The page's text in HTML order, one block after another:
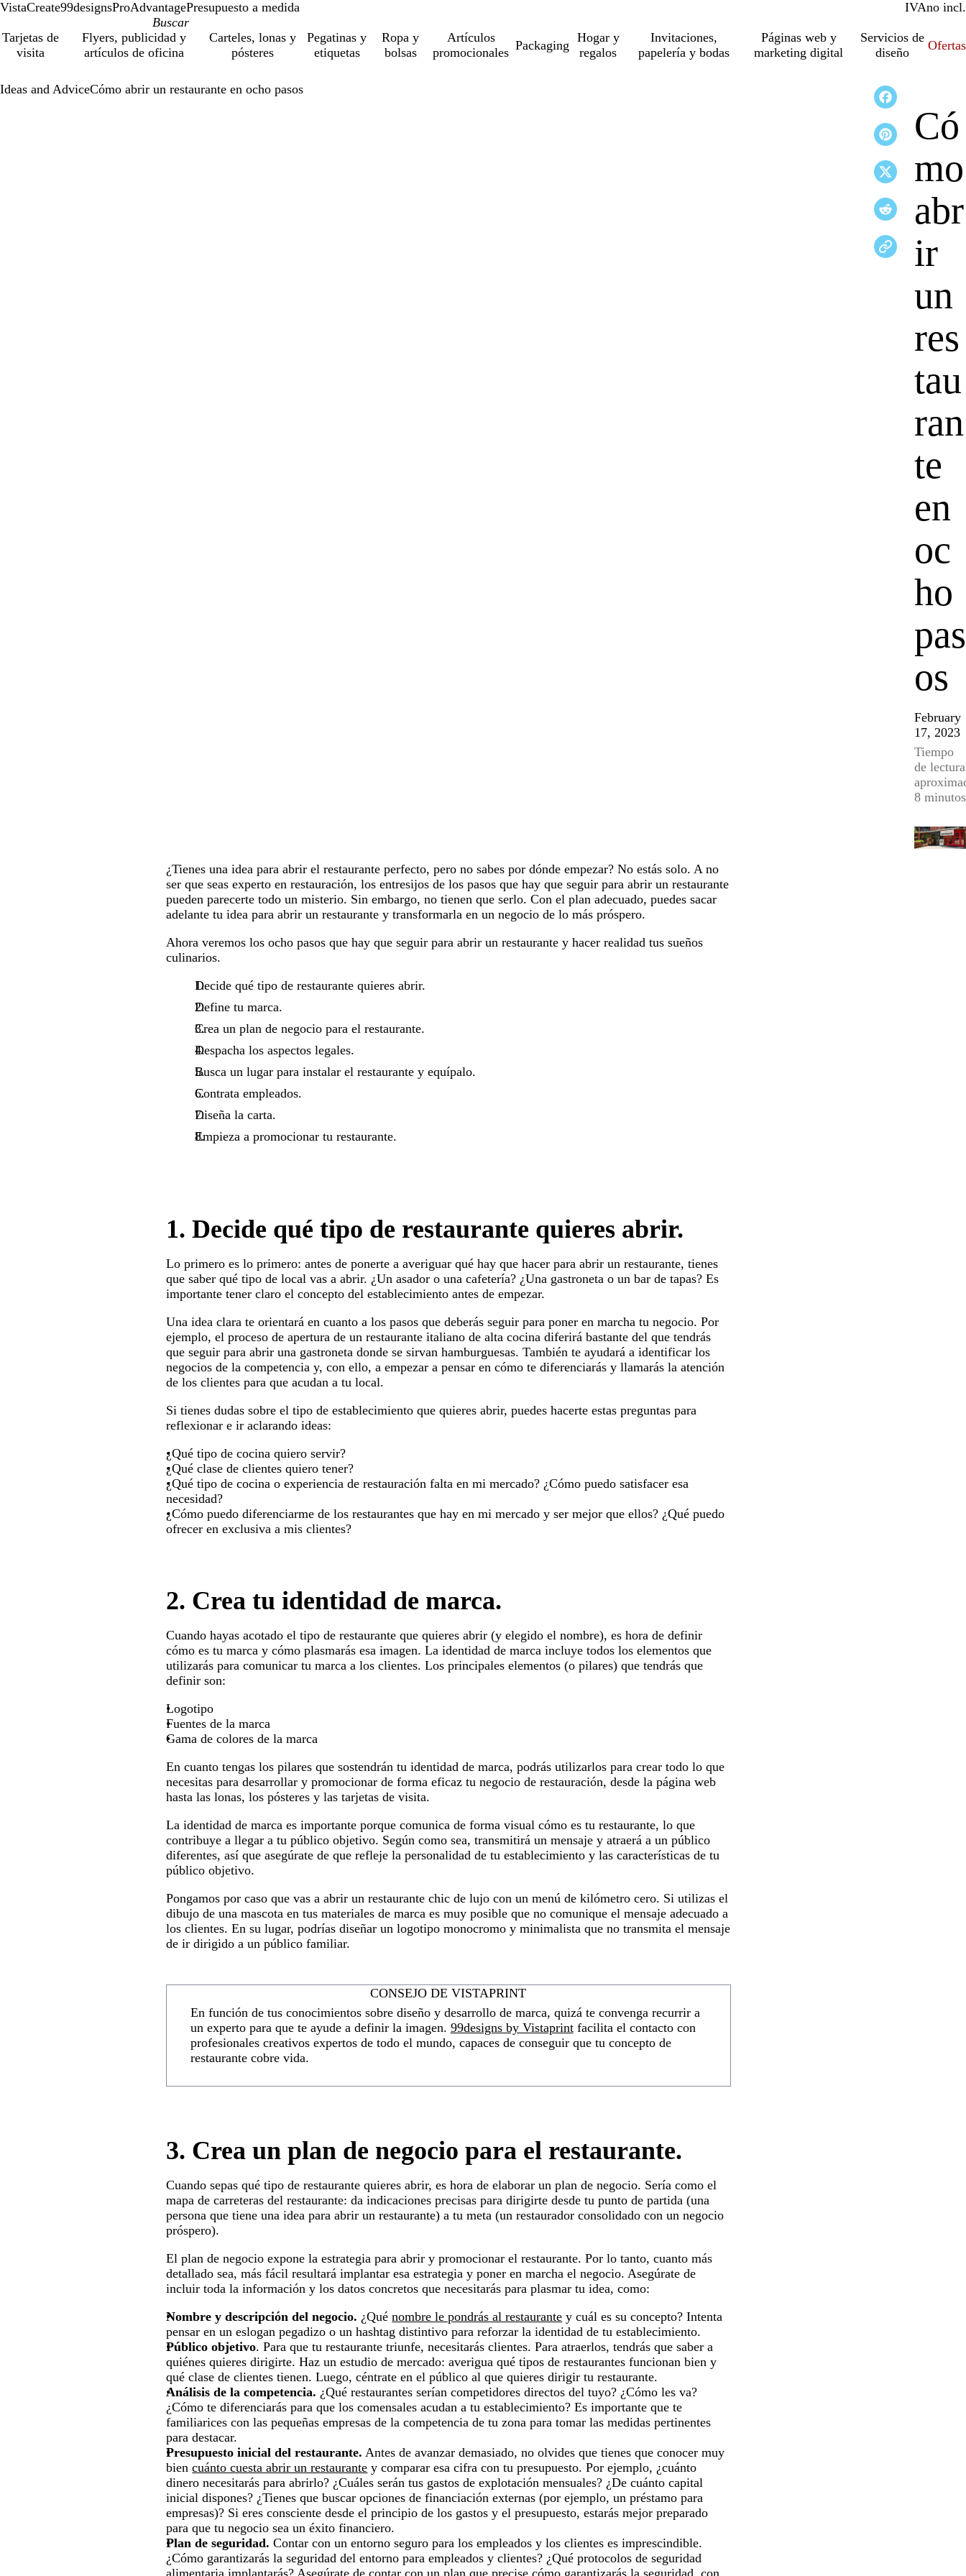
VistaCreate99designsProAdvantagePresupuesto a medida IVAincl.
no incl.
Tarjetas de
visita
Flyers, publicidad y
artículos de oficina
Carteles, lonas y
pósteres
Pegatinas y
etiquetas
Ropa y
bolsas
Artículos
promocionales
Packaging
Hogar y
regalos
Invitaciones,
papelería y bodas
Páginas web y
marketing digital
Servicios de
diseño
Ofertas
Ideas and AdviceCómo abrir un restaurante en ocho pasos
Có
mo
abr
ir
un
res
tau
ran
te
en
oc
ho
pas
os
February
17, 2023
Tiempo
de lectura
8 minutos
¿Tienes una idea para abrir el restaurante perfecto, pero no sabes por dónde empezar? No estás solo. A no
ser que seas experto en restauración, los entresijos de los pasos que hay que seguir para abrir un restaurante
pueden parecerte todo un misterio. Sin embargo, no tienen que serlo. Con el plan adecuado, puedes sacar
adelante tu idea para abrir un restaurante y transformarla en un negocio de lo más próspero.
Ahora veremos los ocho pasos que hay que seguir para abrir un restaurante y hacer realidad tus sueños
culinarios.
Decide qué tipo de restaurante quieres abrir.
Define tu marca.
Crea un plan de negocio para el restaurante.
Despacha los aspectos legales.
Busca un lugar para instalar el restaurante y equípalo.
Contrata empleados.
Diseña la carta.
Empieza a promocionar tu restaurante.
1. Decide qué tipo de restaurante quieres abrir.
Lo primero es lo primero: antes de ponerte a averiguar qué hay que hacer para abrir un restaurante, tienes
que saber qué tipo de local vas a abrir. ¿Un asador o una cafetería? ¿Una gastroneta o un bar de tapas? Es
importante tener claro el concepto del establecimiento antes de empezar.
Una idea clara te orientará en cuanto a los pasos que deberás seguir para poner en marcha tu negocio. Por
ejemplo, el proceso de apertura de un restaurante italiano de alta cocina diferirá bastante del que tendrás
que seguir para abrir una gastroneta donde se sirvan hamburguesas. También te ayudará a identificar los
negocios de la competencia y, con ello, a empezar a pensar en cómo te diferenciarás y llamarás la atención
de los clientes para que acudan a tu local.
Si tienes dudas sobre el tipo de establecimiento que quieres abrir, puedes hacerte estas preguntas para
reflexionar e ir aclarando ideas:
¿Qué tipo de cocina quiero servir?
¿Qué clase de clientes quiero tener?
¿Qué tipo de cocina o experiencia de restauración falta en mi mercado? ¿Cómo puedo satisfacer esa
necesidad?
¿Cómo puedo diferenciarme de los restaurantes que hay en mi mercado y ser mejor que ellos? ¿Qué puedo
ofrecer en exclusiva a mis clientes?
2. Crea tu identidad de marca.
Cuando hayas acotado el tipo de restaurante que quieres abrir (y elegido el nombre), es hora de definir
cómo es tu marca y cómo plasmarás esa imagen. La identidad de marca incluye todos los elementos que
utilizarás para comunicar tu marca a los clientes. Los principales elementos (o pilares) que tendrás que
definir son:
Logotipo
Fuentes de la marca
Gama de colores de la marca
En cuanto tengas los pilares que sostendrán tu identidad de marca, podrás utilizarlos para crear todo lo que
necesitas para desarrollar y promocionar de forma eficaz tu negocio de restauración, desde la página web
hasta las lonas, los pósteres y las tarjetas de visita.
La identidad de marca es importante porque comunica de forma visual cómo es tu restaurante, lo que
contribuye a llegar a tu público objetivo. Según como sea, transmitirá un mensaje y atraerá a un público
diferentes, así que asegúrate de que refleje la personalidad de tu establecimiento y las características de tu
público objetivo.
Pongamos por caso que vas a abrir un restaurante chic de lujo con un menú de kilómetro cero. Si utilizas el
dibujo de una mascota en tus materiales de marca es muy posible que no comunique el mensaje adecuado a
los clientes. En su lugar, podrías diseñar un logotipo monocromo y minimalista que no transmita el mensaje
de ir dirigido a un público familiar.
CONSEJO DE VISTAPRINT
En función de tus conocimientos sobre diseño y desarrollo de marca, quizá te convenga recurrir a
un experto para que te ayude a definir la imagen. 99designs by Vistaprintfacilita el contacto con
profesionales creativos expertos de todo el mundo, capaces de conseguir que tu concepto de
restaurante cobre vida.
3. Crea un plan de negocio para el restaurante.
Cuando sepas qué tipo de restaurante quieres abrir, es hora de elaborar un plan de negocio. Sería como el
mapa de carreteras del restaurante: da indicaciones precisas para dirigirte desde tu punto de partida (una
persona que tiene una idea para abrir un restaurante) a tu meta (un restaurador consolidado con un negocio
próspero).
El plan de negocio expone la estrategia para abrir y promocionar el restaurante. Por lo tanto, cuanto más
detallado sea, más fácil resultará implantar esa estrategia y poner en marcha el negocio. Asegúrate de
incluir toda la información y los datos concretos que necesitarás para plasmar tu idea, como:
Nombre y descripción del negocio. ¿Quénombre le pondrás al restaurante y cuál es su concepto? Intenta
pensar en un eslogan pegadizo o un hashtag distintivo para reforzar la identidad de tu establecimiento.
Público objetivo. Para que tu restaurante triunfe, necesitarás clientes. Para atraerlos, tendrás que saber a
quiénes quieres dirigirte. Haz un estudio de mercado: averigua qué tipos de restaurantes funcionan bien y
qué clase de clientes tienen. Luego, céntrate en el público al que quieres dirigir tu restaurante.
Análisis de la competencia. ¿Qué restaurantes serían competidores directos del tuyo? ¿Cómo les va?
¿Cómo te diferenciarás para que los comensales acudan a tu establecimiento? Es importante que te
familiarices con las pequeñas empresas de la competencia de tu zona para tomar las medidas pertinentes
para destacar.
Presupuesto inicial del restaurante. Antes de avanzar demasiado, no olvides que tienes que conocer muy
biencuánto cuesta abrir un restaurante y comparar esa cifra con tu presupuesto. Por ejemplo, ¿cuánto
dinero necesitarás para abrirlo? ¿Cuáles serán tus gastos de explotación mensuales? ¿De cuánto capital
inicial dispones? ¿Tienes que buscar opciones de financiación externas (por ejemplo, un préstamo para
empresas)? Si eres consciente desde el principio de los gastos y el presupuesto, estarás mejor preparado
para que tu negocio sea un éxito financiero.
Plan de seguridad. Contar con un entorno seguro para los empleados y los clientes es imprescindible.
¿Cómo garantizarás la seguridad del entorno para empleados y clientes? ¿Qué protocolos de seguridad
alimentaria implantarás? Asegúrate de contar con un plan que precise cómo garantizarás la seguridad, con